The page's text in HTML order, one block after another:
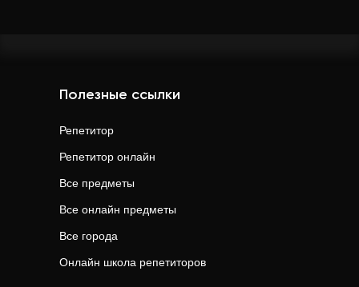
Полезные ссылки
Репетитор
Репетитор онлайн
Все предметы
Все онлайн предметы
Все города
Онлайн школа репетиторов